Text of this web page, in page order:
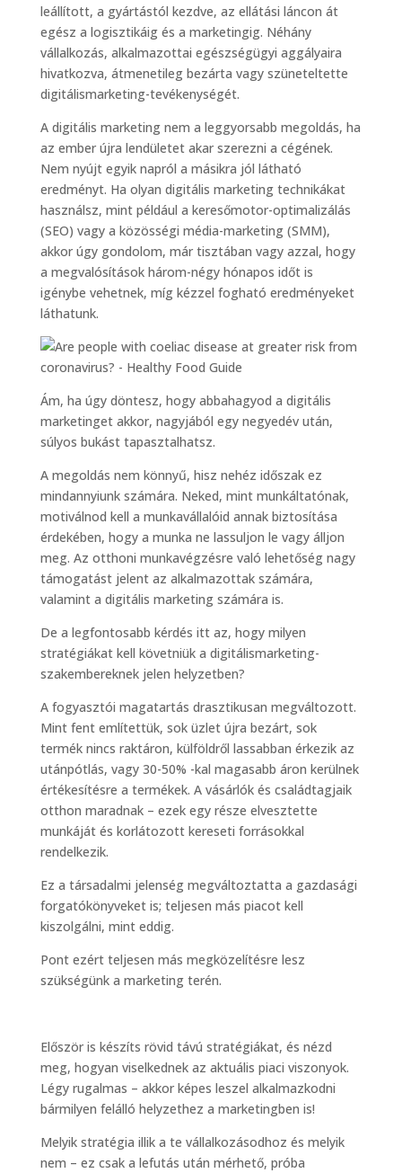
leállított, a gyártástól kezdve, az ellátási láncon át
egész a logisztikáig és a marketingig. Néhány
vállalkozás, alkalmazottai egészségügyi aggályaira
hivatkozva, átmenetileg bezárta vagy szüneteltette
digitálismarketing-tevékenységét.
A digitális marketing nem a leggyorsabb megoldás, ha
az ember újra lendületet akar szerezni a cégének.
Nem nyújt egyik napról a másikra jól látható
eredményt. Ha olyan digitális marketing technikákat
használsz, mint például a keresőmotor-optimalizálás
(SEO) vagy a közösségi média-marketing (SMM),
akkor úgy gondolom, már tisztában vagy azzal, hogy
a megvalósítások három-négy hónapos időt is
igénybe vehetnek, míg kézzel fogható eredményeket
láthatunk.
Ám, ha úgy döntesz, hogy abbahagyod a digitális
marketinget akkor, nagyjából egy negyedév után,
súlyos bukást tapasztalhatsz.
A megoldás nem könnyű, hisz nehéz időszak ez
mindannyiunk számára. Neked, mint munkáltatónak,
motiválnod kell a munkavállalóid annak biztosítása
érdekében, hogy a munka ne lassuljon le vagy álljon
meg. Az otthoni munkavégzésre való lehetőség nagy
támogatást jelent az alkalmazottak számára,
valamint a digitális marketing számára is.
De a legfontosabb kérdés itt az, hogy milyen
stratégiákat kell követniük a digitálismarketing-
szakembereknek jelen helyzetben?
A fogyasztói magatartás drasztikusan megváltozott.
Mint fent említettük, sok üzlet újra bezárt, sok
termék nincs raktáron, külföldről lassabban érkezik az
utánpótlás, vagy 30-50% -kal magasabb áron kerülnek
értékesítésre a termékek. A vásárlók és családtagjaik
otthon maradnak – ezek egy része elvesztette
munkáját és korlátozott kereseti forrásokkal
rendelkezik.
Ez a társadalmi jelenség megváltoztatta a gazdasági
forgatókönyveket is; teljesen más piacot kell
kiszolgálni, mint eddig.
Pont ezért teljesen más megközelítésre lesz
szükségünk a marketing terén.
Először is készíts rövid távú stratégiákat, és nézd
meg, hogyan viselkednek az aktuális piaci viszonyok.
Légy rugalmas – akkor képes leszel alkalmazkodni
bármilyen felálló helyzethez a marketingben is!
Melyik stratégia illik a te vállalkozásodhoz és melyik
nem – ez csak a lefutás után mérhető, próba